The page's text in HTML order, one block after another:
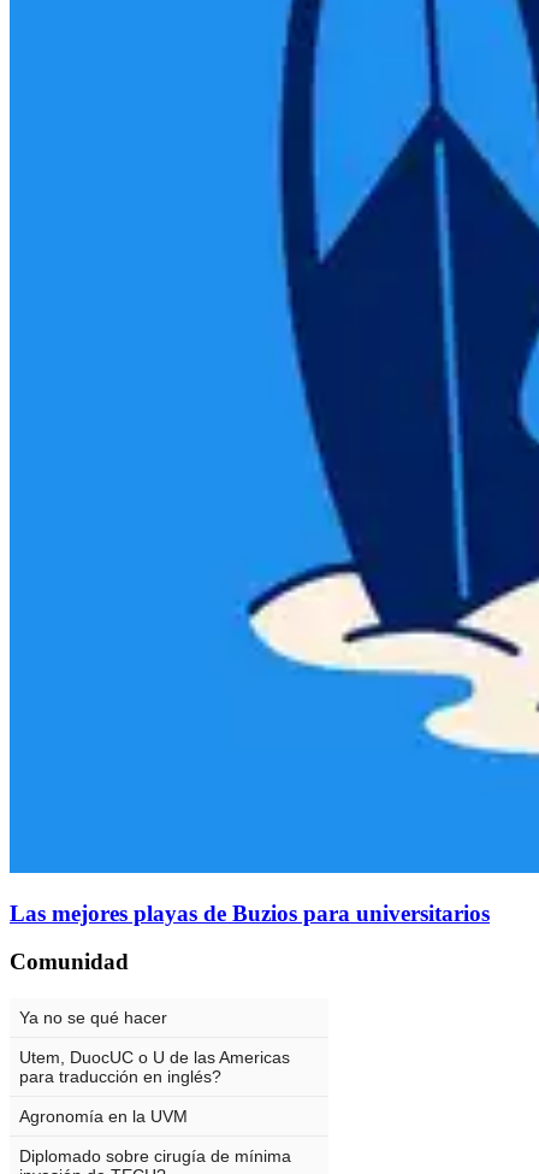
Las mejores playas de Buzios para universitarios
Comunidad